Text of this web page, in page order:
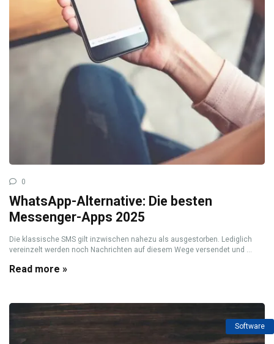
0
WhatsApp-Alternative: Die besten
Messenger-Apps 2025
Die klassische SMS gilt inzwischen nahezu als ausgestorben. Lediglich
vereinzelt werden noch Nachrichten auf diesem Wege versendet und ...
Read more »
Software